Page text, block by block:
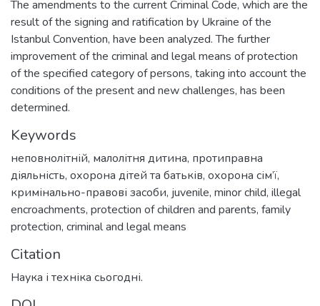
The amendments to the current Criminal Code, which are the
result of the signing and ratification by Ukraine of the
Istanbul Convention, have been analyzed. The further
improvement of the criminal and legal means of protection
of the specified category of persons, taking into account the
conditions of the present and new challenges, has been
determined.
Keywords
неповнолітній, малолітня дитина, протиправна
діяльність, охорона дітей та батьків, охорона сім’ї,
кримінально-правові засоби, juvenile, minor child, illegal
encroachments, protection of children and parents, family
protection, criminal and legal means
Citation
Наука і техніка сьогодні.